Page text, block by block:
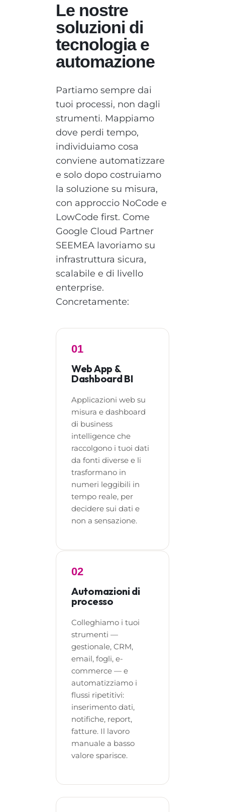
Le nostre
soluzioni di
tecnologia e
automazione
Partiamo sempre dai
tuoi processi, non dagli
strumenti. Mappiamo
dove perdi tempo,
individuiamo cosa
conviene automatizzare
e solo dopo costruiamo
la soluzione su misura,
con approccio NoCode e
LowCode first. Come
Google Cloud Partner
SEEMEA lavoriamo su
infrastruttura sicura,
scalabile e di livello
enterprise.
Concretamente:
01
Web App &
Dashboard BI
Applicazioni web su
misura e dashboard
di business
intelligence che
raccolgono i tuoi dati
da fonti diverse e li
trasformano in
numeri leggibili in
tempo reale, per
decidere sui dati e
non a sensazione.
02
Automazioni di
processo
Colleghiamo i tuoi
strumenti —
gestionale, CRM,
email, fogli, e-
commerce — e
automatizziamo i
flussi ripetitivi:
inserimento dati,
notifiche, report,
fatture. Il lavoro
manuale a basso
valore sparisce.